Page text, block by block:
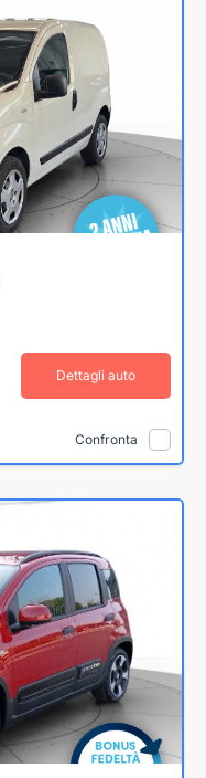
Dettagli auto
Confronta